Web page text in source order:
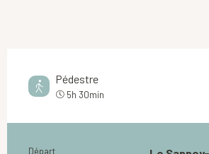
Pédestre
5h 30min
Départ